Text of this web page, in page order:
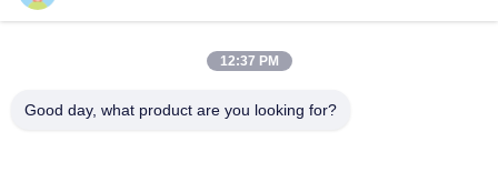
현명한 사이즈 가지고 다닐 수 있는 PSA 질소 가스 플랜트 자동화
12:37 PM
Good day, what product are you looking for?